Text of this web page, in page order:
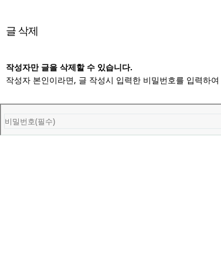
글 삭제
작성자만 글을 삭제할 수 있습니다.
작성자 본인이라면, 글 작성시 입력한 비밀번호를 입력하